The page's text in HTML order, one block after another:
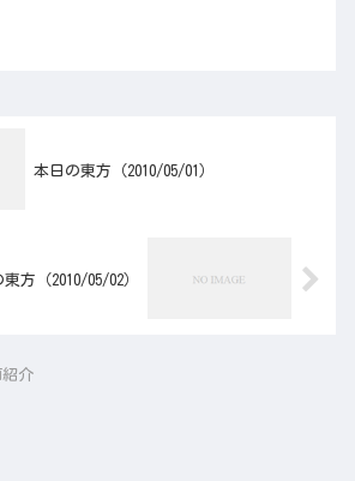
本日の東方（2010/05/01）
方（2010/05/02）
介